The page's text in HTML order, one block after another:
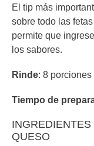
El tip más
sobre todo las
permite que
los sabores.
Rinde: 8 porciones
Tiempo de
INGREDIENTES
QUESO